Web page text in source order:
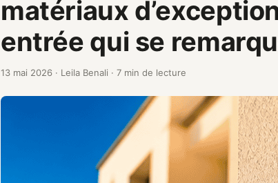
matériaux
entrée qui se
13 mai 2026 · Leila Benali · 7 min de lecture